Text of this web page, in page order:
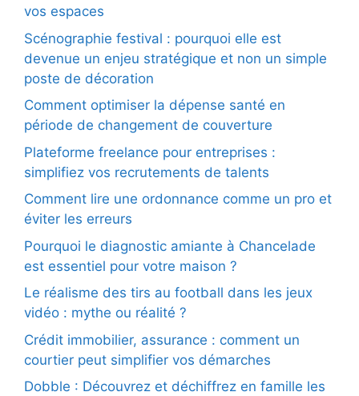
vos espaces
Scénographie festival : pourquoi elle est
devenue un enjeu stratégique et non un simple
poste de décoration
Comment optimiser la dépense santé en
période de changement de couverture
Plateforme freelance pour entreprises :
simplifiez vos recrutements de talents
Comment lire une ordonnance comme un pro et
éviter les erreurs
Pourquoi le diagnostic amiante à Chancelade
est essentiel pour votre maison ?
Le réalisme des tirs au football dans les jeux
vidéo : mythe ou réalité ?
Crédit immobilier, assurance : comment un
courtier peut simplifier vos démarches
Dobble : Découvrez et déchiffrez en famille les